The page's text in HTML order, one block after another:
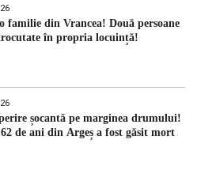
familie din Vrancea! Două persoane
în propria locuință!
șocantă pe marginea drumului!
de ani din Argeș a fost găsit mort